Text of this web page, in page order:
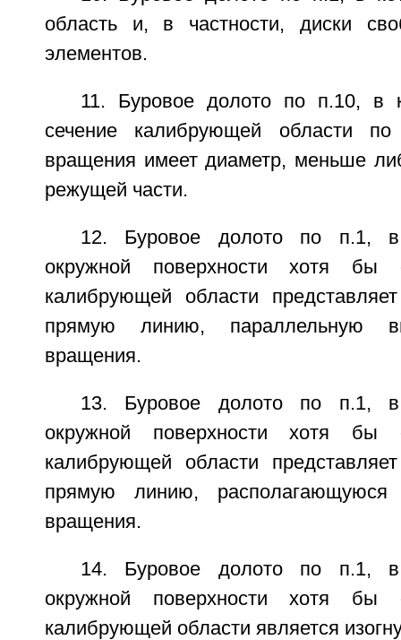
область и, в частности, диски
элементов.
11. Буровое долото по п.10, в
сечение калибрующей области
вращения имеет диаметр, меньше
режущей части.
12. Буровое долото по п.1,
окружной поверхности хотя бы
калибрующей области
прямую линию, параллельную
вращения.
13. Буровое долото по п.1,
окружной поверхности хотя бы
калибрующей области
прямую линию,
вращения.
14. Буровое долото по п.1,
окружной поверхности хотя бы
калибрующей области является